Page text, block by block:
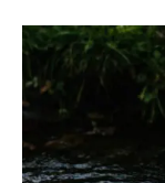
turismo di massa,
sé stessi Vicino al
ecologica La